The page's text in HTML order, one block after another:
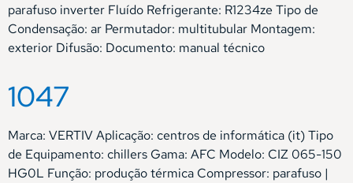
parafuso inverter Fluído Refrigerante: R1234ze Tipo de
Condensação: ar Permutador: multitubular Montagem:
exterior Difusão: Documento: manual técnico
1047
Marca: VERTIV Aplicação: centros de informática (it) Tipo
de Equipamento: chillers Gama: AFC Modelo: CIZ 065-150
HG0L Função: produção térmica Compressor: parafuso |